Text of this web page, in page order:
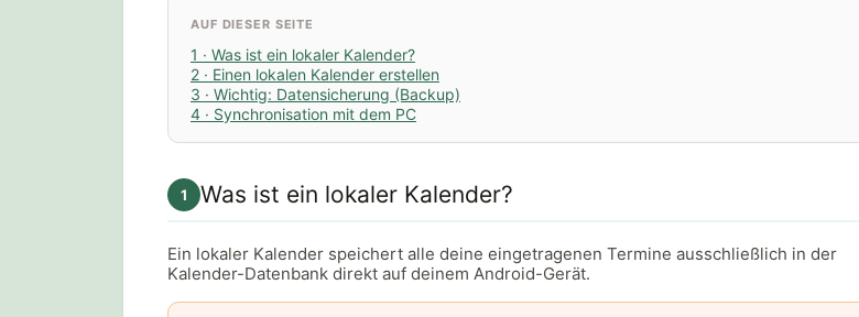
AUF DIESER SEITE
1 · Was ist ein lokaler Kalender?
2 · Einen lokalen Kalender erstellen
3 · Wichtig: Datensicherung (Backup)
4 · Synchronisation mit dem PC
1 Was ist ein lokaler Kalender?
Ein lokaler Kalender speichert alle deine eingetragenen Termine ausschließlich in der
Kalender-Datenbank direkt auf deinem Android-Gerät.